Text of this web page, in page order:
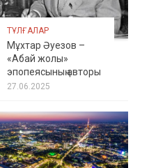
ТҰЛҒАЛАР
Мұхтар Әуезов –
«Абай жолы»
эпопеясының авторы
27.06.2025